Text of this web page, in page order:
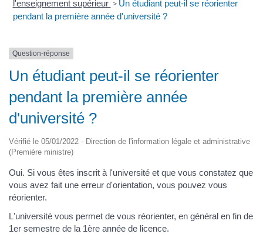
l'enseignement supérieur > Un étudiant peut-il se réorienter
pendant la première année d'université ?
Question-réponse
Un étudiant peut-il se réorienter
pendant la première année
d'université ?
Vérifié le 05/01/2022 - Direction de l'information légale et administrative
(Première ministre)
Oui. Si vous êtes inscrit à l'université et que vous constatez que
vous avez fait une erreur d'orientation, vous pouvez vous
réorienter.
L'université vous permet de vous réorienter, en général en fin de
1er semestre de la 1ère année de licence.